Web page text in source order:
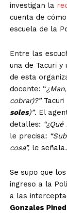
investigan la
cuenta de
escuela de la
Entre las
una de Tacuri
de esta
docente: “
cobrar)?”Tacuri
soles)”. El
detalles:
le precisa:
cosa”, le señala.
Se supo que
ingreso a la
a las
Gonzales